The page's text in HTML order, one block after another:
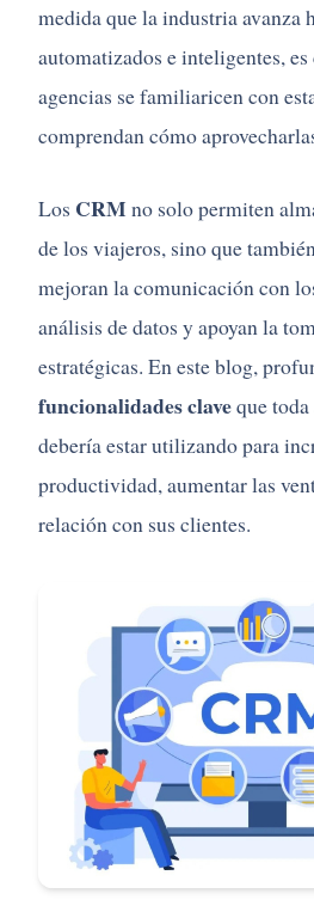
medida que la industria avanza
automatizados e inteligentes,
agencias se familiaricen con
comprendan cómo
Los CRM no solo permiten
de los viajeros, sino que
mejoran la comunicación con
análisis de datos y apoyan la
estratégicas. En este blog,
funcionalidades claveque
debería estar utilizando para
productividad, aumentar las
relación con sus clientes.